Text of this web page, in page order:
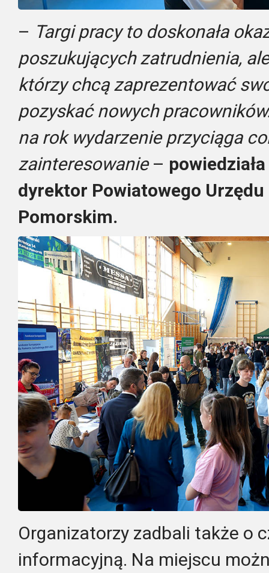
– Targi pracy to doskonała
poszukujących zatrudnienia,
którzy chcą zaprezentować
pozyskać nowych
na rok wydarzenie przyciąga
zainteresowanie–
dyrektor Powiatowego
Pomorskim.
Organizatorzy zadbali także o
informacyjną. Na miejscu